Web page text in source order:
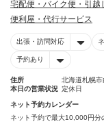
宅配便・バイク便・引越
便利屋・代行サービス
出張・訪問対応
予約あり
住所
北海道札幌
本日の営業状況 定休日
ネット予約カレンダー
ネット予約で最大10,000円分